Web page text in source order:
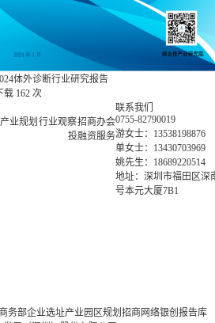
体外诊断行业研究报告
下载 162 次
产业规划 行业观察招商办会
投融资服务
联系我们
0755-82790019
游女士：13538198876
单女士：13430703969
姚先生：18689220514
地址：深圳市福田区深
号本元大厦7B1
务部企业选址产业园区规划 招商网络银创报告库